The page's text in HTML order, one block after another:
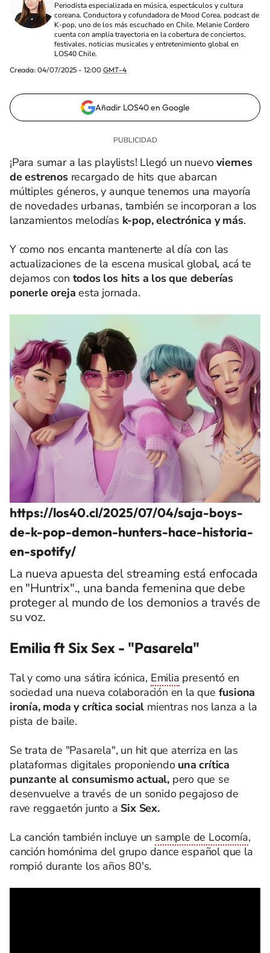
Periodista especializada en música, espectáculos y cultura
coreana. Conductora y cofundadora de Mood Corea, podcast de
K-pop, uno de los más escuchado en Chile. Melanie Cordero
cuenta con amplia trayectoria en la cobertura de conciertos,
festivales, noticias musicales y entretenimiento global en
LOS40 Chile.
Creada: 04/07/2025 - 12:00 GMT-4
Añadir LOS40 en Google
¡Para sumar a las playlists! Llegó un nuevoviernes
de estrenos recargado de hits que abarcan
múltiples géneros, y aunque tenemos una mayoría
de novedades urbanas, también se incorporan a los
lanzamientos melodías k-pop, electrónica y más.
Y como nos encanta mantenerte al día con las
actualizaciones de la escena musical global, acá te
dejamos con todos los hits a los que deberías
ponerle orejaesta jornada.
https://los40.cl/2025/07/04/saja-boys-
de-k-pop-demon-hunters-hace-historia-
en-spotify/
La nueva apuesta del streaming está enfocada
en "Huntrix"., una banda femenina que debe
proteger al mundo de los demonios a través de
su voz.
Emilia ft Six Sex - "Pasarela"
Tal y como una sátira icónica, Emilia presentó en
sociedad una nueva colaboración en la que fusiona
ironía, moda y crítica social mientras nos lanza a la
pista de baile.
Se trata de "Pasarela", un hit que aterriza en las
plataformas digitales proponiendouna crítica
punzante al consumismo actual, pero que se
desenvuelve a través de un sonido pegajoso de
rave reggaetón junto a Six Sex.
La canción también incluye un sample de Locomía,
canción homónima del grupo dance español que la
rompió durante los años 80's.